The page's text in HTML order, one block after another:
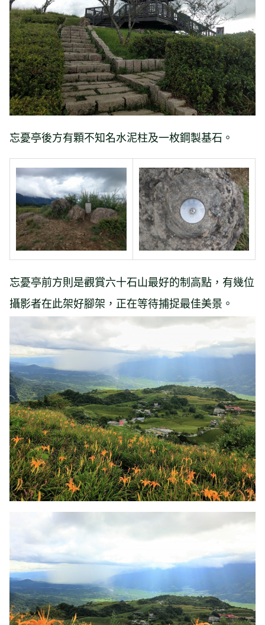
忘憂亭後方有顆不知名水泥柱及一枚鋼製基石。
忘憂亭前方則是觀賞六十石山最好的制高點，有幾位
攝影者在此架好腳架，正在等待捕捉最佳美景。